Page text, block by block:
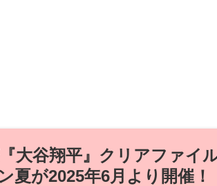
大谷翔平』クリアファイ
夏が2025年6月より開催！